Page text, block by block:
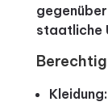
staatliche